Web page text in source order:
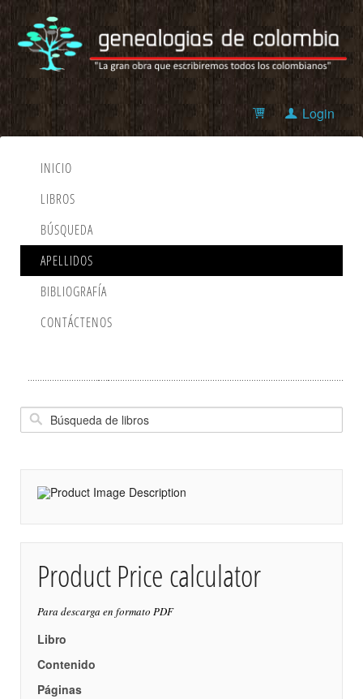
Login
INICIO
LIBROS
BÚSQUEDA
APELLIDOS
BIBLIOGRAFÍA
CONTÁCTENOS
Product Price calculator
Para descarga en formato PDF
Libro
Contenido
Páginas